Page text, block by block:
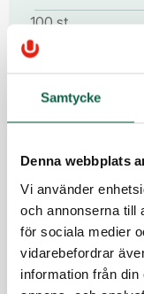
Samtycke
Denna webbplats
Vi använder
och annonserna till
för sociala medier
vidarebefordrar
information från
100 st
200 st
300 st
400 st
500 st
1000 st
3000 st
Höjd (mm)